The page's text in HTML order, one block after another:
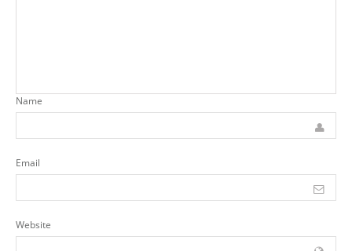
Name
Email
Website